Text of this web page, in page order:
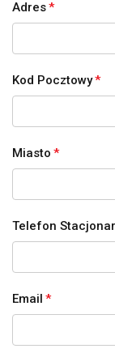
Adres*
Kod Pocztowy*
Miasto *
Telefon
Email *